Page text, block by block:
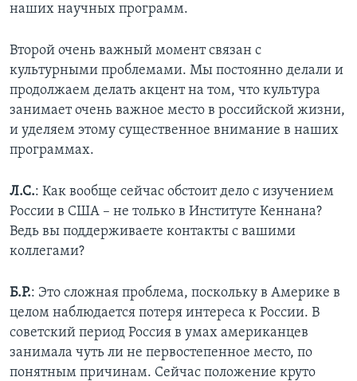
наших научных программ.
Второй очень важный момент связан с
культурными проблемами. Мы постоянно делали и
продолжаем делать акцент на том, что культура
занимает очень важное место в российской жизни,
и уделяем этому существенное внимание в наших
программах.
Л.С.: Как вообще сейчас обстоит дело с изучением
России в США – не только в Институте Кеннана?
Ведь вы поддерживаете контакты с вашими
коллегами?
Б.Р.: Это сложная проблема, поскольку в Америке в
целом наблюдается потеря интереса к России. В
советский период Россия в умах американцев
занимала чуть ли не первостепенное место, по
понятным причинам. Сейчас положение круто